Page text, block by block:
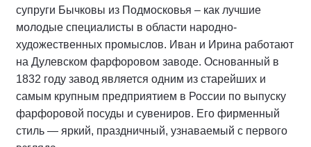
супруги Бычковы из Подмосковья – как лучшие
молодые специалисты в области народно-
художественных промыслов. Иван и Ирина работают
на Дулевском фарфоровом заводе. Основанный в
1832 году завод является одним из старейших и
самым крупным предприятием в России по выпуску
фарфоровой посуды и сувениров. Его фирменный
стиль — яркий, праздничный, узнаваемый с первого